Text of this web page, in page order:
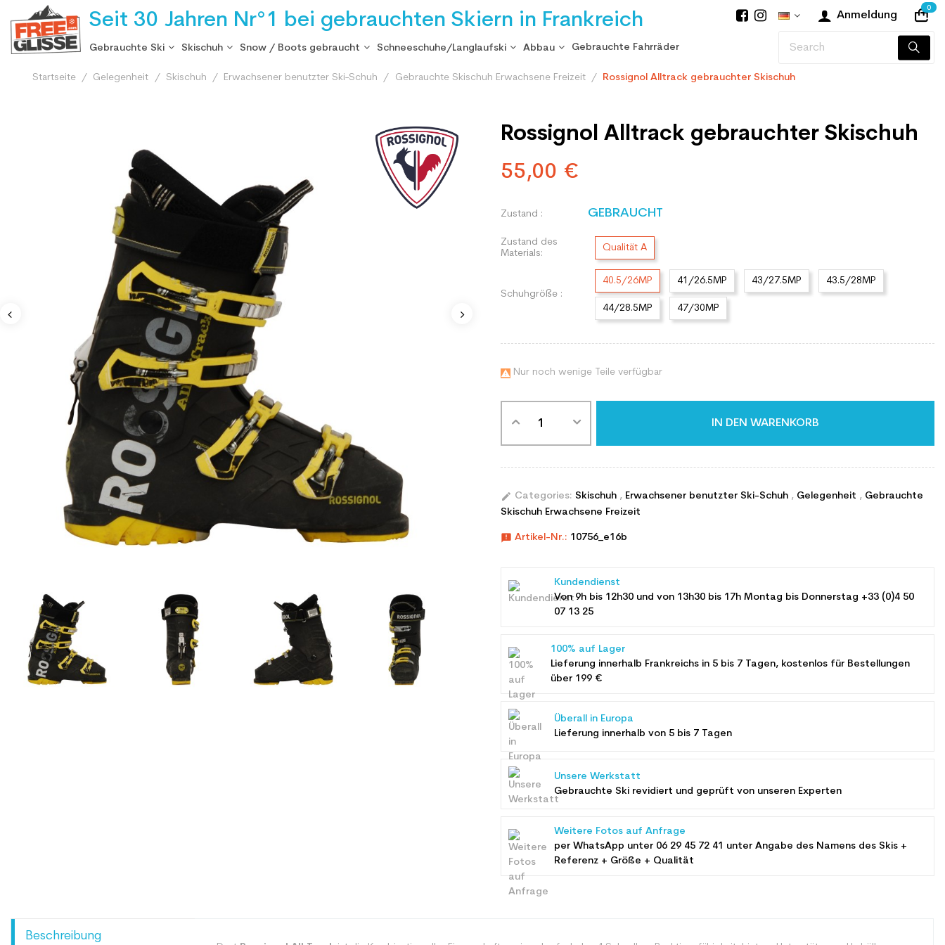
Seit 30 Jahren Nr°1 bei gebrauchten Skiern in Frankreich Anmeldung
0
Gebrauchte Ski Skischuh Snow / Boots gebraucht Schneeschuhe/Langlaufski Abbau Gebrauchte Fahrräder
Startseite Gelegenheit Skischuh Erwachsener benutzter Ski-Schuh Gebrauchte Skischuh Erwachsene Freizeit Rossignol Alltrack gebrauchter Skischuh
Rossignol Alltrack gebrauchter Skischuh
55,00 €
Zustand : GEBRAUCHT
Zustand des
Materials:
Qualität A
Schuhgröße :
40.5/26MP 41/26.5MP 43/27.5MP 43.5/28MP
44/28.5MP 47/30MP
 Nur noch wenige Teile verfügbar
IN DEN WARENKORB
edit Categories: Skischuh , Erwachsener benutzter Ski-Schuh , Gelegenheit , Gebrauchte
Skischuh Erwachsene Freizeit
announcement Artikel-Nr.: 10756_e16b
Kundendienst
Von 9h bis 12h30 und von 13h30 bis 17h Montag bis Donnerstag +33 (0)4 50
07 13 25
100% auf Lager
Lieferung innerhalb Frankreichs in 5 bis 7 Tagen, kostenlos für Bestellungen
über 199 €
Überall in Europa
Lieferung innerhalb von 5 bis 7 Tagen
Unsere Werkstatt
Gebrauchte Ski revidiert und geprüft von unseren Experten
Weitere Fotos auf Anfrage
per WhatsApp unter 06 29 45 72 41 unter Angabe des Namens des Skis +
Referenz + Größe + Qualität
Beschreibung